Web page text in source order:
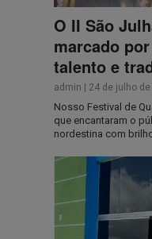
O II São
marcado
talento e
admin 24 de julho
Nosso Festival de
que encantaram o
nordestina com